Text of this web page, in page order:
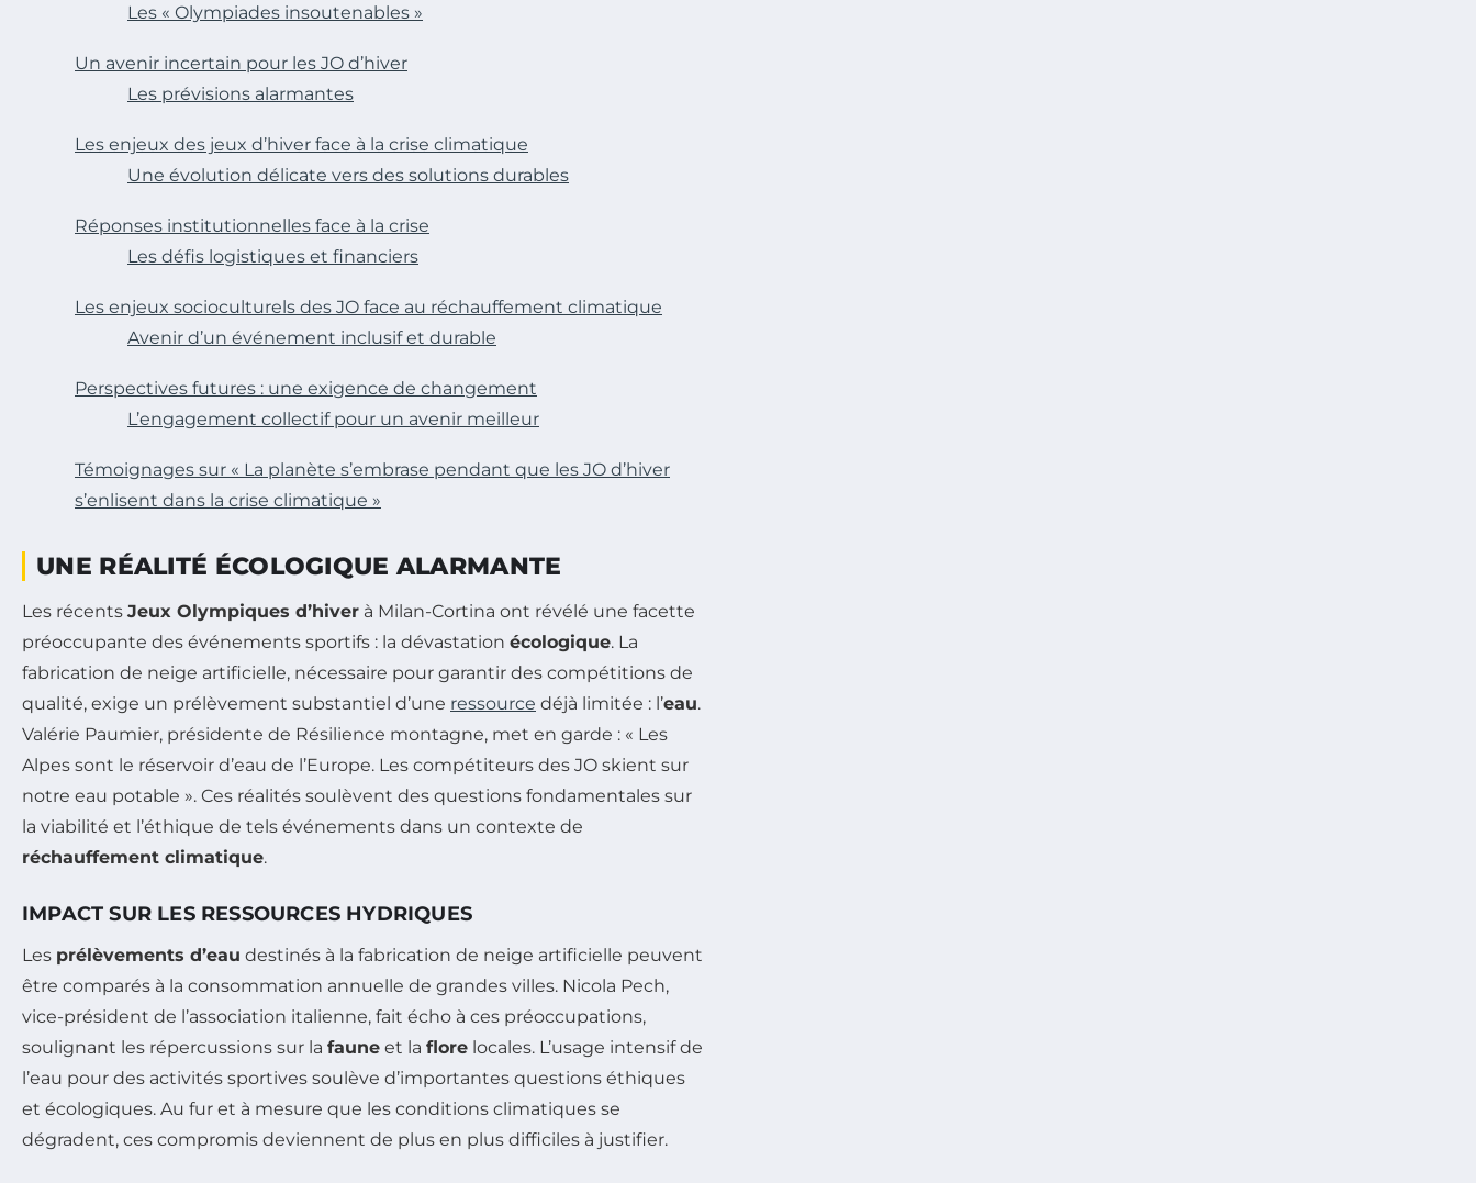
Les « Olympiades insoutenables »
Un avenir incertain pour les JO d’hiver
Les prévisions alarmantes
Les enjeux des jeux d’hiver face à la crise climatique
Une évolution délicate vers des solutions durables
Réponses institutionnelles face à la crise
Les défis logistiques et financiers
Les enjeux socioculturels des JO face au réchauffement climatique
Avenir d’un événement inclusif et durable
Perspectives futures : une exigence de changement
L’engagement collectif pour un avenir meilleur
Témoignages sur « La planète s’embrase pendant que les JO d’hiver
s’enlisent dans la crise climatique »
UNE RÉALITÉ ÉCOLOGIQUE ALARMANTE
Les récents Jeux Olympiques d’hiver à Milan-Cortina ont révélé une facette
préoccupante des événements sportifs : la dévastation écologique. La
fabrication de neige artificielle, nécessaire pour garantir des compétitions de
qualité, exige un prélèvement substantiel d’une ressource déjà limitée : l’eau.
Valérie Paumier, présidente de Résilience montagne, met en garde : « Les
Alpes sont le réservoir d’eau de l’Europe. Les compétiteurs des JO skient sur
notre eau potable ». Ces réalités soulèvent des questions fondamentales sur
la viabilité et l’éthique de tels événements dans un contexte de
réchauffement climatique.
IMPACT SUR LES RESSOURCES HYDRIQUES
Les prélèvements d’eau destinés à la fabrication de neige artificielle peuvent
être comparés à la consommation annuelle de grandes villes. Nicola Pech,
vice-président de l’association italienne, fait écho à ces préoccupations,
soulignant les répercussions sur la faune et la flore locales. L’usage intensif de
l’eau pour des activités sportives soulève d’importantes questions éthiques
et écologiques. Au fur et à mesure que les conditions climatiques se
dégradent, ces compromis deviennent de plus en plus difficiles à justifier.